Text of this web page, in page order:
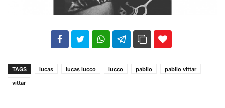
102 35
TAGS lucas lucas lucco lucco pabllo
pabllo vittar
vittar